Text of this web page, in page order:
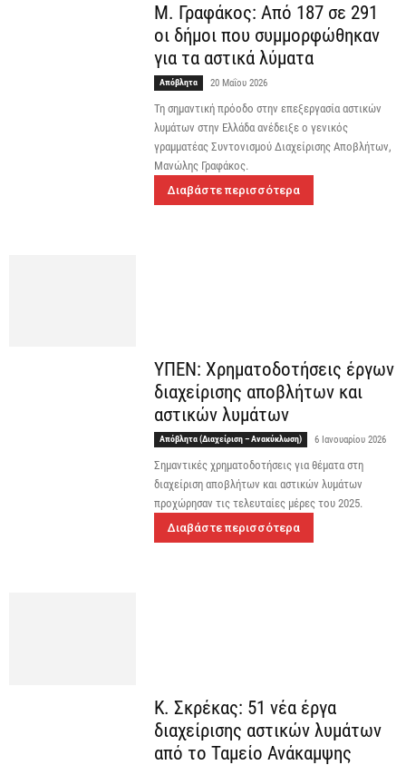
Μ. Γραφάκος: Από 187 σε 291
οι δήμοι που συμμορφώθηκαν
για τα αστικά λύματα
Απόβλητα 20 Μαΐου 2026
Τη σημαντική πρόοδο στην επεξεργασία αστικών
λυμάτων στην Ελλάδα ανέδειξε ο γενικός
γραμματέας Συντονισμού Διαχείρισης Αποβλήτων,
Μανώλης Γραφάκος.
Διαβάστε περισσότερα
ΥΠΕΝ: Χρηματοδοτήσεις έργων
διαχείρισης αποβλήτων και
αστικών λυμάτων
Απόβλητα (Διαχείριση – Ανακύκλωση) 6 Ιανουαρίου 2026
Σημαντικές χρηματοδοτήσεις για θέματα στη
διαχείριση αποβλήτων και αστικών λυμάτων
προχώρησαν τις τελευταίες μέρες του 2025.
Διαβάστε περισσότερα
Κ. Σκρέκας: 51 νέα έργα
διαχείρισης αστικών λυμάτων
από το Ταμείο Ανάκαμψης